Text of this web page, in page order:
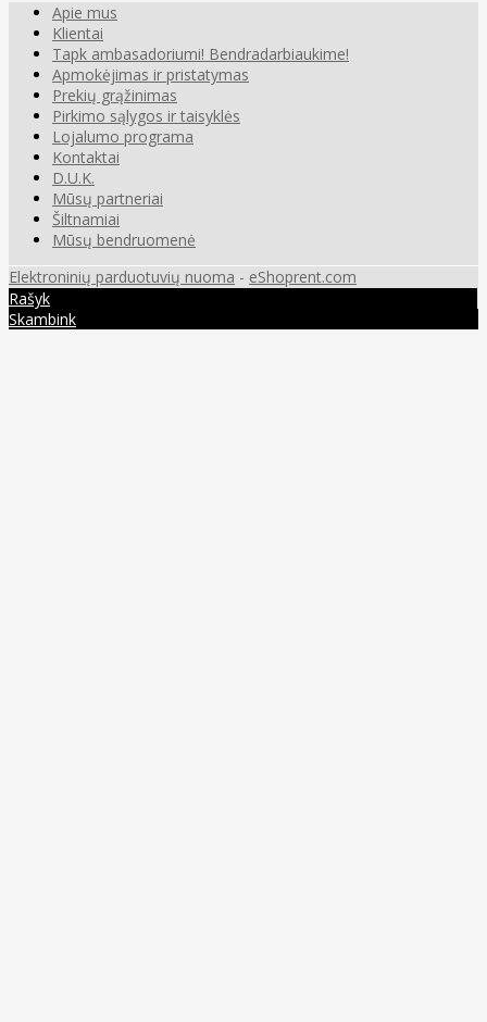
Apie mus
Klientai
Tapk ambasadoriumi! Bendradarbiaukime!
Apmokėjimas ir pristatymas
Prekių grąžinimas
Pirkimo sąlygos ir taisyklės
Lojalumo programa
Kontaktai
D.U.K.
Mūsų partneriai
Šiltnamiai
Mūsų bendruomenė
Elektroninių parduotuvių nuoma - eShoprent.com
Rašyk
Skambink